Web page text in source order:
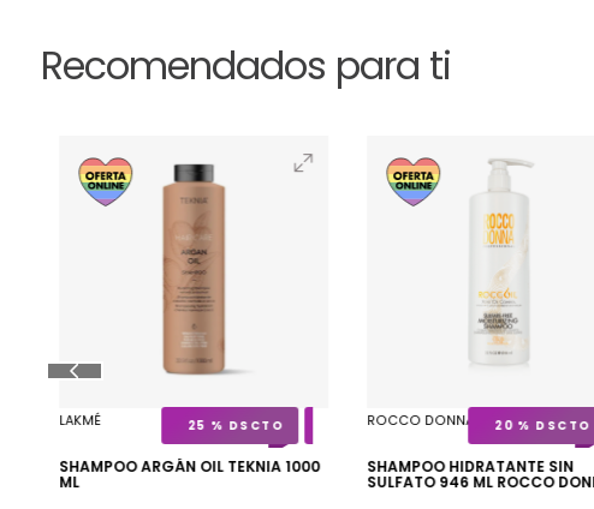
Recomendados para ti
LAKMÉ
SHAMPOO ARGÁN OIL TEKNIA 1000
ML
25 % ROCCO DONNA
SHAMPOO HIDRATANTE SIN
SULFATO 946 ML ROCCO
20 %